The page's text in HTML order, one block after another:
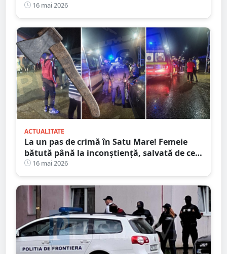
prăpastie
16 mai 2026
ACTUALITATE
La un pas de crimă în Satu Mare! Femeie
bătută până la inconștiență, salvată de cei
4 copilași
16 mai 2026